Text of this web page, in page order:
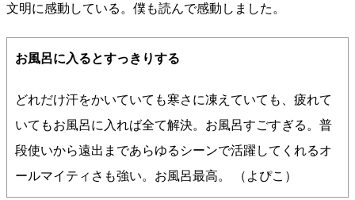
文明に感動している。僕も読んで感動しました。
お風呂に入るとすっきりする
どれだけ汗をかいていても寒さに凍えていても、疲れて
いてもお風呂に入れば全て解決。お風呂すごすぎる。普
段使いから遠出まであらゆるシーンで活躍してくれるオ
ールマイティさも強い。お風呂最高。 （よぴこ）